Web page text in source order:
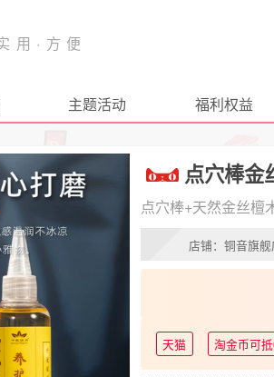
主题活动 福利权益
点穴棒金
点穴棒+天然金丝檀
店铺：铜音旗舰
天猫 淘金币可